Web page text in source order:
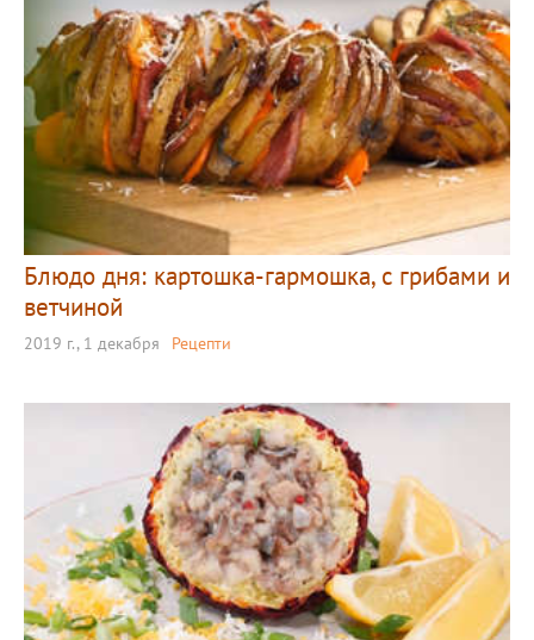
Блюдо дня: картошка-гармошка, с грибами и
ветчиной
2019 г., 1 декабря Рецепти